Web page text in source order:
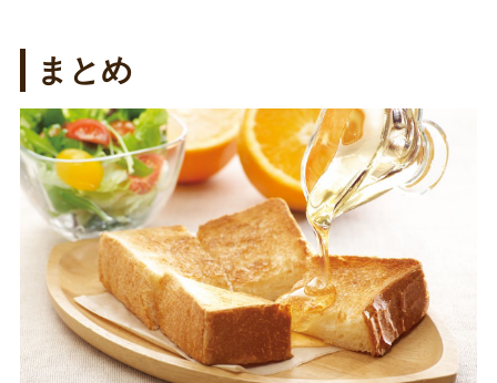
まとめ